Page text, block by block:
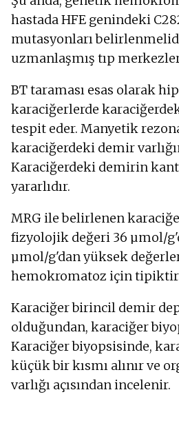
hastada HFE genindeki
mutasyonları
uzmanlaşmış tıp
BT taraması esas olarak
karaciğerlerde
tespit eder. Manyetik
karaciğerdeki demir
Karaciğerdeki demirin
yararlıdır.
MRG ile belirlenen
fizyolojik değeri 36 µmol/
µmol/g'dan yüksek
hemokromatoz için
Karaciğer birincil demir
olduğundan, karaciğer
Karaciğer biyopsisinde,
küçük bir kısmı alınır ve
varlığı açısından incelenir.